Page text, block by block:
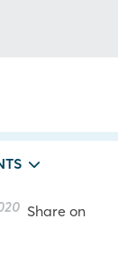
Share on